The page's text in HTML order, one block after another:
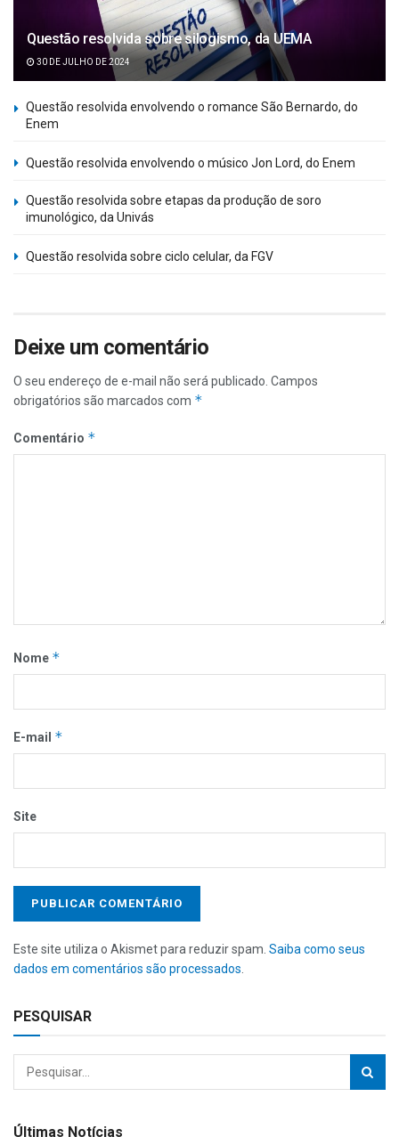
Questão resolvida sobre silogismo, da UEMA
30 DE JULHO DE 2024
Questão resolvida envolvendo o romance São Bernardo, do
Enem
Questão resolvida envolvendo o músico Jon Lord, do Enem
Questão resolvida sobre etapas da produção de soro
imunológico, da Univás
Questão resolvida sobre ciclo celular, da FGV
Deixe um comentário
O seu endereço de e-mail não será publicado. Campos
obrigatórios são marcados com *
Comentário *
Nome *
E-mail *
Site
Este site utiliza o Akismet para reduzir spam. Saiba como seus
dados em comentários são processados
PESQUISAR
Últimas Notícias